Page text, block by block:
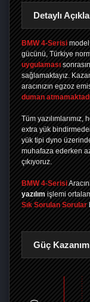
Detaylı
BMW 4-Serisi model
gücünü, Türkiye
uygulaması
sağlamaktayız.
aracınızın egzoz
duman
Tüm yazılımlarımız,
extra yük
yük tipi dyno
muhafaza ederken
çıkıyoruz.
BMW 4-Serisi
yazılım işlemi
Sık Sorulan Sorular
Güç